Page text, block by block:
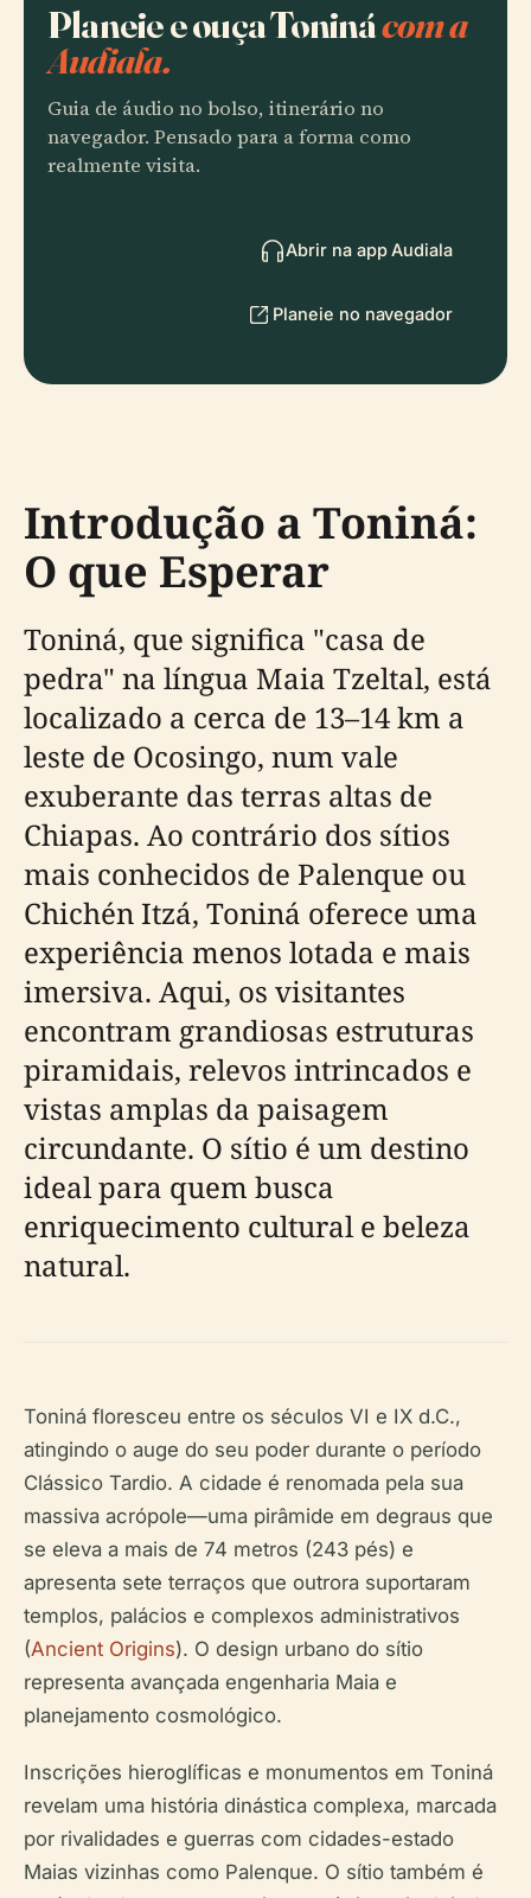
Planeie e ouça Toninácom a
Audiala.
Guia de áudio no bolso, itinerário no
navegador. Pensado para a forma como
realmente visita.
Abrir na app Audiala
Planeie no navegador
Introdução a Toniná:
O que Esperar
Toniná, que significa "casa de
pedra" na língua Maia Tzeltal, está
localizado a cerca de 13–14 km a
leste de Ocosingo, num vale
exuberante das terras altas de
Chiapas. Ao contrário dos sítios
mais conhecidos de Palenque ou
Chichén Itzá, Toniná oferece uma
experiência menos lotada e mais
imersiva. Aqui, os visitantes
encontram grandiosas estruturas
piramidais, relevos intrincados e
vistas amplas da paisagem
circundante. O sítio é um destino
ideal para quem busca
enriquecimento cultural e beleza
natural.
Toniná floresceu entre os séculos VI e IX d.C.,
atingindo o auge do seu poder durante o período
Clássico Tardio. A cidade é renomada pela sua
massiva acrópole—uma pirâmide em degraus que
se eleva a mais de 74 metros (243 pés) e
apresenta sete terraços que outrora suportaram
templos, palácios e complexos administrativos
(Ancient Origins). O design urbano do sítio
representa avançada engenharia Maia e
planejamento cosmológico.
Inscrições hieroglíficas e monumentos em Toniná
revelam uma história dinástica complexa, marcada
por rivalidades e guerras com cidades-estado
Maias vizinhas como Palenque. O sítio também é